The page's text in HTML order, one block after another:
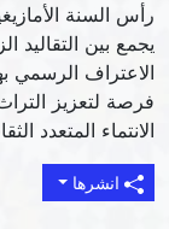
يجمع بين التقاليد
الاعتراف الرسمي
فرصة لتعزيز
الانتماء المتعدد
انشرها